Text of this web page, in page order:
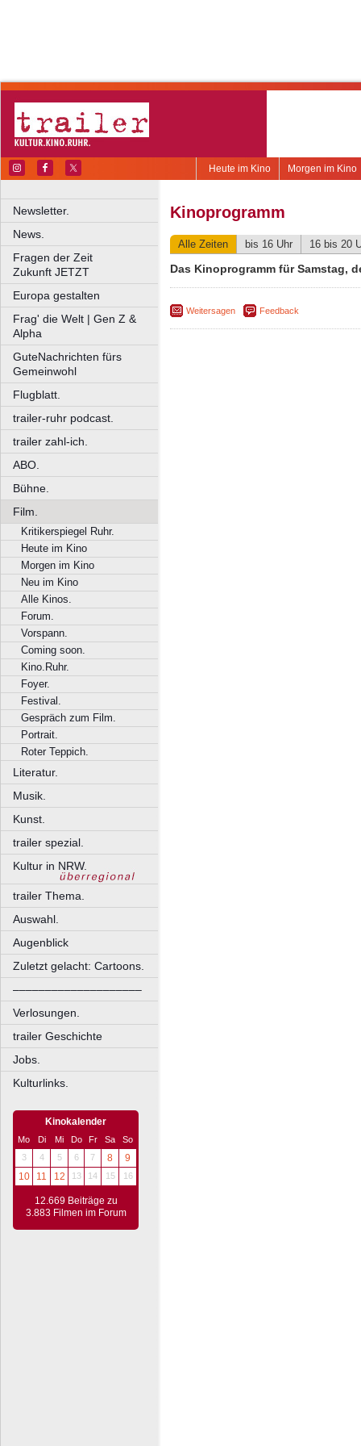
Morgen im Kino
Heute im Kino
Newsletter.
News.
Fragen der Zeit
Zukunft JETZT
Europa gestalten
Frag' die Welt | Gen Z &
Alpha
GuteNachrichten fürs
Gemeinwohl
Flugblatt.
trailer-ruhr podcast.
trailer zahl-ich.
ABO.
Bühne.
Film.
Kritikerspiegel Ruhr.
Heute im Kino
Morgen im Kino
Neu im Kino
Alle Kinos.
Forum.
Vorspann.
Coming soon.
Kino.Ruhr.
Foyer.
Festival.
Gespräch zum Film.
Portrait.
Roter Teppich.
Literatur.
Musik.
Kunst.
trailer spezial.
Kultur in NRW.
trailer Thema.
Auswahl.
Augenblick
Zuletzt gelacht: Cartoons.
––––––––––––––––––––
Verlosungen.
trailer Geschichte
Jobs.
Kulturlinks.
Kinokalender
Mo Di Mi Do Fr Sa
So
3
4 5 6 7 8
9
10
11 12 13 14 15 16
12.669 Beiträge zu
3.883 Filmen im Forum
Kinoprogramm
Alle Zeiten bis 16 Uhr 16 bis 20
Das Kinoprogramm für Samstag,
Weitersagen Feedback